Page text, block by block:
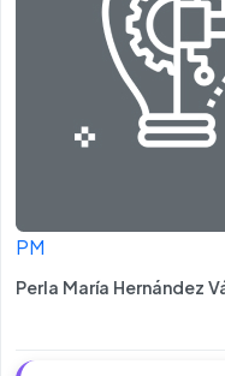
PM
Perla María Hernández